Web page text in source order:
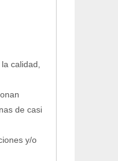
calidad,
de casi
y/o